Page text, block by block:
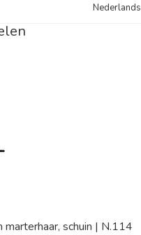
Nederlands
marterhaar, schuin | N.114